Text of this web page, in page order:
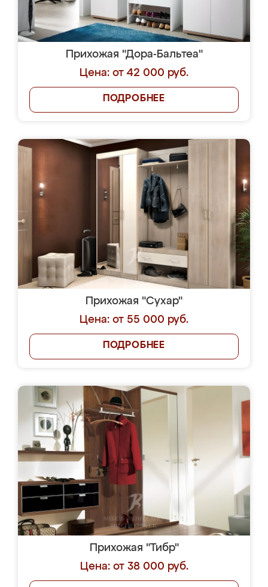
Прихожая "Дора-Бальтеа"
Цена: от 42 000 руб.
ПОДРОБНЕЕ
Прихожая "Сухар"
Цена: от 55 000 руб.
ПОДРОБНЕЕ
Прихожая "Тибр"
Цена: от 38 000 руб.